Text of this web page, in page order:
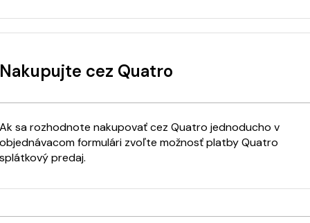
Nakupujte cez Quatro
Ak sa rozhodnote nakupovať cez Quatro jednoducho v
objednávacom formulári zvoľte možnosť platby Quatro
splátkový predaj.